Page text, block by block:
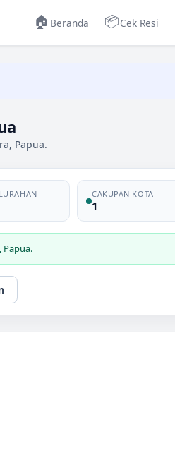
🏠 Beranda 📦Cek Resi
Papua.
CAKUPAN KOTA
1
Papua.